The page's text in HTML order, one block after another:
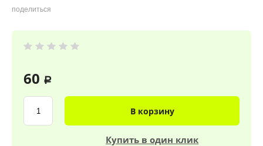
поделиться
60 a
В корзину
Купить в один клик